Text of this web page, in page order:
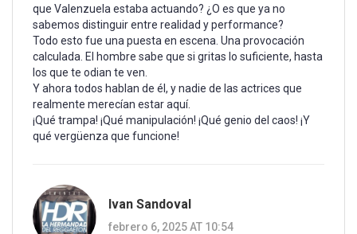
que Valenzuela estaba actuando? ¿O es que ya no
sabemos distinguir entre realidad y performance?
Todo esto fue una puesta en escena. Una provocación
calculada. El hombre sabe que si gritas lo suficiente, hasta
los que te odian te ven.
Y ahora todos hablan de él, y nadie de las actrices que
realmente merecían estar aquí.
¡Qué trampa! ¡Qué manipulación! ¡Qué genio del caos! ¡Y
qué vergüenza que funcione!
Ivan Sandoval
febrero 6, 2025 AT 10:54